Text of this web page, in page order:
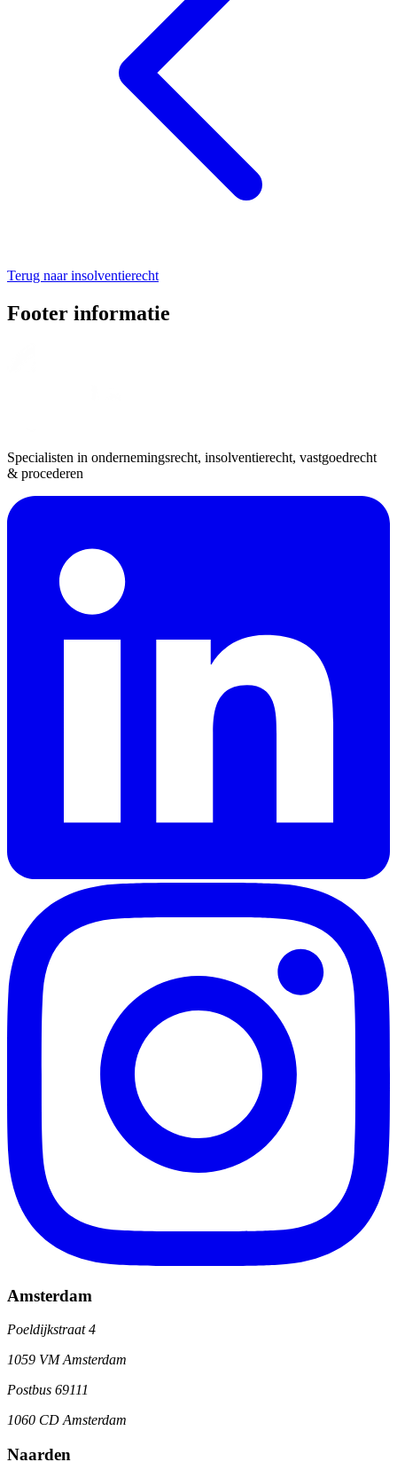
Terug naar insolventierecht
Footer informatie
Specialisten in ondernemingsrecht, insolventierecht, vastgoedrecht
& procederen
Amsterdam
Poeldijkstraat 4
1059 VM Amsterdam
Postbus 69111
1060 CD Amsterdam
Naarden